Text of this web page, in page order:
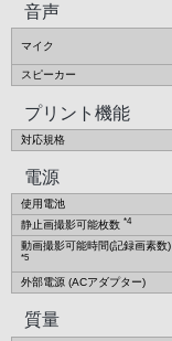
音声
マイク
スピーカー
プリント機能
対応規格
電源
使用電池
静止画撮影可能枚数 *4
動画撮影可能時間(記録画素数)
*5
外部電源 (ACアダプター)
質量